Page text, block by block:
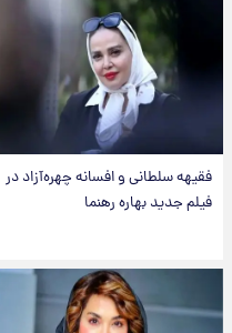
فقیهه سلطانی و افسانه چهره‌آزاد در
فیلم جدید بهاره رهنما